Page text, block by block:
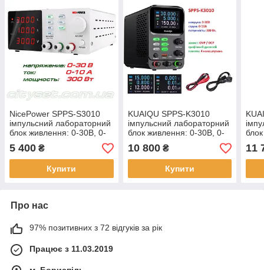
NicePower SPPS-S3010
імпульсний лабораторний
блок живлення: 0-30В, 0-
10А
5 400 ₴
Купити
KUAIQU SPPS-K3010
імпульсний лабораторний
блок живлення: 0-30В, 0-
10А, графічний дисплей
10 800₴
Купити
11
Про нас
97% позитивних з 72 відгуків за рік
Працює з 11.03.2019